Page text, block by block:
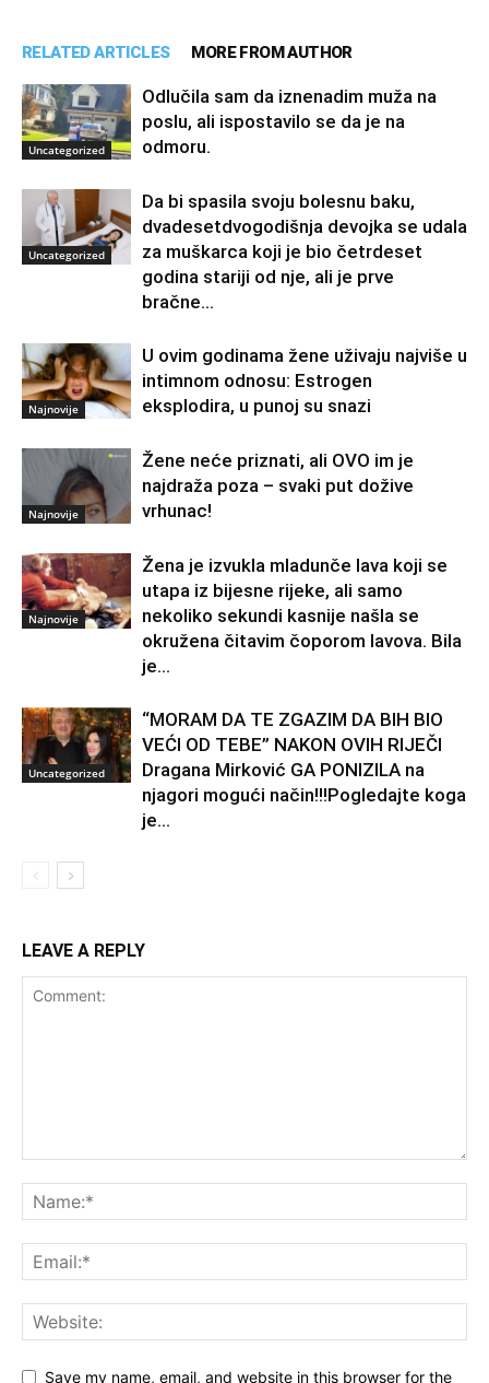
RELATED ARTICLES MORE FROM AUTHOR
Uncategorized
Odlučila sam da iznenadim muža na
poslu, ali ispostavilo se da je na
odmoru.
Uncategorized
Da bi spasila svoju bolesnu baku,
dvadesetdvogodišnja devojka se udala
za muškarca koji je bio četrdeset
godina stariji od nje, ali je prve
bračne...
Najnovije
U ovim godinama žene uživaju najviše u
intimnom odnosu: Estrogen
eksplodira, u punoj su snazi
Najnovije
Žene neće priznati, ali OVO im je
najdraža poza – svaki put dožive
vrhunac!
Najnovije
Žena je izvukla mladunče lava koji se
utapa iz bijesne rijeke, ali samo
nekoliko sekundi kasnije našla se
okružena čitavim čoporom lavova. Bila
je...
Uncategorized
“MORAM DA TE ZGAZIM DA BIH BIO
VEĆI OD TEBE” NAKON OVIH RIJEČI
Dragana Mirković GA PONIZILA na
njagori mogući način!!!Pogledajte koga
je...
LEAVE A REPLY
Save my name, email, and website in this browser for the